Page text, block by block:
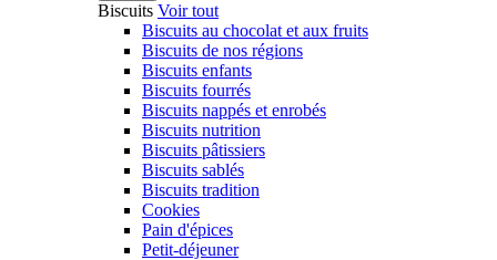
Biscuits Voir tout
Biscuits au chocolat et aux fruits
Biscuits de nos régions
Biscuits enfants
Biscuits fourrés
Biscuits nappés et enrobés
Biscuits nutrition
Biscuits pâtissiers
Biscuits sablés
Biscuits tradition
Cookies
Pain d'épices
Petit-déjeuner